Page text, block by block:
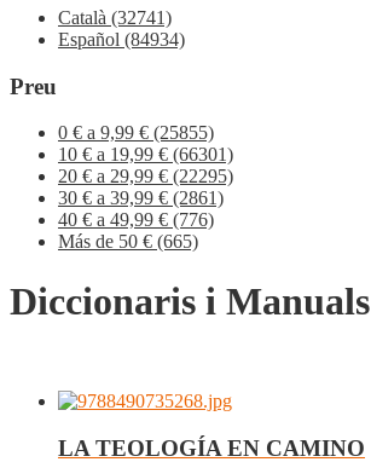
Català (32741)
Español (84934)
Preu
0 € a 9,99 € (25855)
10 € a 19,99 € (66301)
20 € a 29,99 € (22295)
30 € a 39,99 € (2861)
40 € a 49,99 € (776)
Más de 50 € (665)
Diccionaris i Manuals
LA TEOLOGÍA EN CAMINO